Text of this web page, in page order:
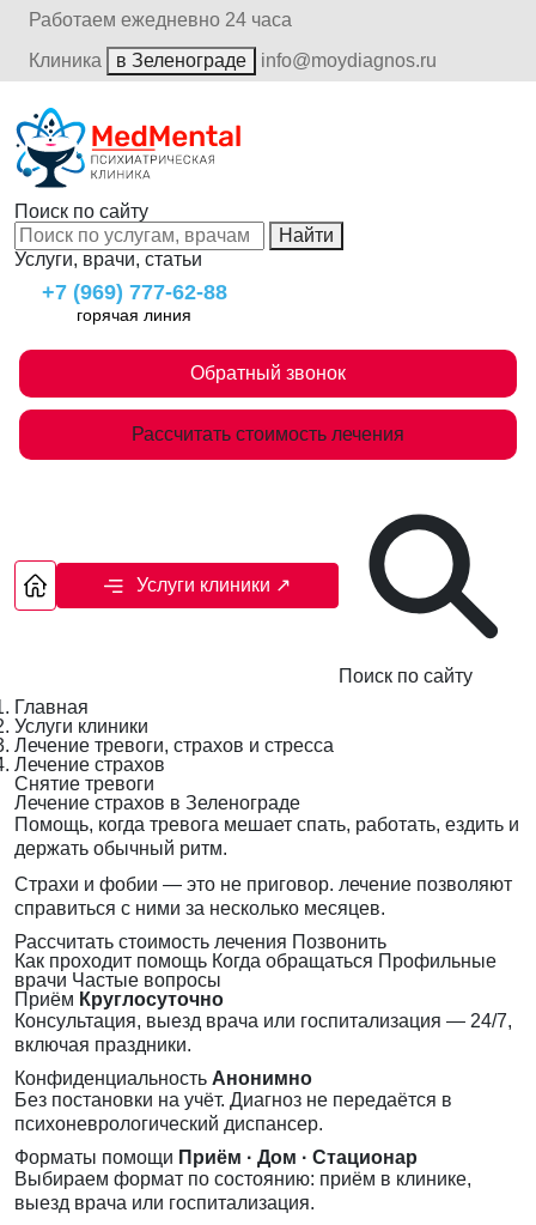
Работаем ежедневно 24 часа
Клиника
в Зеленограде info@moydiagnos.ru
Поиск по сайту
Найти
Услуги, врачи, статьи
+7 (969) 777-62-88
горячая линия
Обратный звонок
Рассчитать стоимость лечения
Услуги клиники ↗
Поиск по сайту
Главная
Услуги клиники
Лечение тревоги, страхов и стресса
Лечение страхов
Снятие тревоги
Лечение страхов в Зеленограде
Помощь, когда тревога мешает спать, работать, ездить и
держать обычный ритм.
Страхи и фобии — это не приговор. лечение позволяют
справиться с ними за несколько месяцев.
Рассчитать стоимость лечения Позвонить
Как проходит помощь Когда обращаться Профильные
врачи Частые вопросы
Приём Круглосуточно
Консультация, выезд врача или госпитализация — 24/7,
включая праздники.
Конфиденциальность Анонимно
Без постановки на учёт. Диагноз не передаётся в
психоневрологический диспансер.
Форматы помощи Приём · Дом · Стационар
Выбираем формат по состоянию: приём в клинике,
выезд врача или госпитализация.